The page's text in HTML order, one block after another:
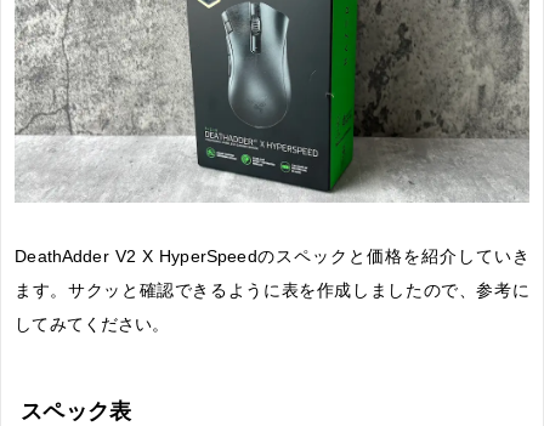
DeathAdder V2 X HyperSpeedのスペックと価格を紹介していき
ます。サクッと確認できるように表を作成しましたので、参考に
してみてください。
スペック表